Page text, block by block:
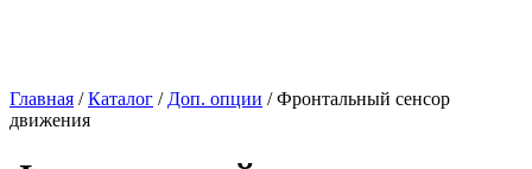
Главная /Каталог / Доп. опции /Фронтальный сенсор
движения